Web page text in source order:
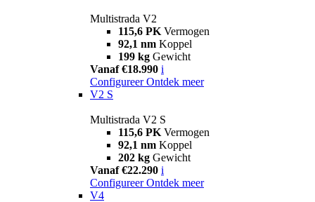
Multistrada V2
115,6 PK Vermogen
92,1 nm Koppel
199 kg Gewicht
Vanaf €18.990 i
Configureer Ontdek meer
V2 S
Multistrada V2 S
115,6 PK Vermogen
92,1 nm Koppel
202 kg Gewicht
Vanaf €22.290 i
Configureer Ontdek meer
V4